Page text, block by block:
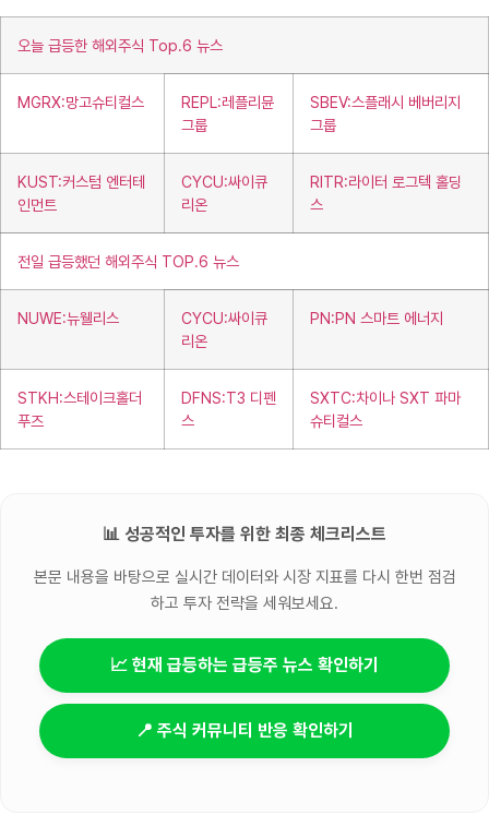
오늘 급등한 해외주식 Top.6 뉴스
MGRX:망고슈티컬스
REPL:레플리뮨
그룹
SBEV:스플래시 베버리지
그룹
KUST:커스텀 엔터테
인먼트
CYCU:싸이큐
리온
RITR:라이터 로그텍 홀딩
스
전일 급등했던 해외주식 TOP.6 뉴스
NUWE:뉴웰리스
CYCU:싸이큐
리온
PN:PN 스마트 에너지
STKH:스테이크홀더
푸즈
DFNS:T3 디펜
스
SXTC:차이나 SXT 파마
슈티컬스
📊 성공적인 투자를 위한 최종 체크리스트
본문 내용을 바탕으로 실시간 데이터와 시장 지표를 다시 한번 점검
하고 투자 전략을 세워보세요.
📈 현재 급등하는 급등주 뉴스 확인하기
📍 주식 커뮤니티 반응 확인하기